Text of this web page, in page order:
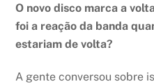
O novo disco marca a
foi a reação da banda
estariam de volta?
A gente conversou sobre